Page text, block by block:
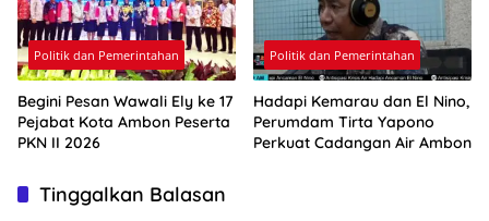
Politik dan Pemerintahan
Begini Pesan Wawali Ely ke 17
Pejabat Kota Ambon Peserta
PKN II 2026
Politik dan Pemerintahan
Hadapi Kemarau dan El Nino,
Perumdam Tirta Yapono
Perkuat Cadangan Air Ambon
Tinggalkan Balasan